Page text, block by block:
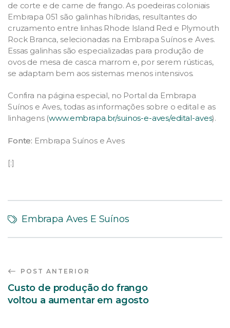
de corte e de carne de frango. As poedeiras coloniais
Embrapa 051 são galinhas híbridas, resultantes do
cruzamento entre linhas Rhode Island Red e Plymouth
Rock Branca, selecionadas na Embrapa Suínos e Aves.
Essas galinhas são especializadas para produção de
ovos de mesa de casca marrom e, por serem rústicas,
se adaptam bem aos sistemas menos intensivos.
Confira na página especial, no Portal da Embrapa
Suínos e Aves, todas as informações sobre o edital e as
linhagens (www.embrapa.br/suinos-e-aves/edital-aves).
Fonte: Embrapa Suínos e Aves
[:]
Embrapa Aves E Suínos
POST ANTERIOR
Custo de produção do frango
voltou a aumentar em agosto